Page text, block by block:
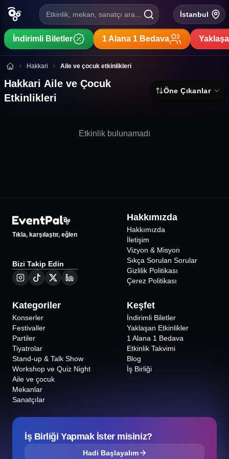
Etkinlik, mekan, sanatçı ara... İstanbul
İndirimli Biletler 1 Alana 1 Bedava
Hakkari Aile ve Çocuk Etkinlikleri
Hakkari Aile ve çocuk etkinlikleri
Hakkari Aile ve Çocuk
Etkinlikleri
Öne Çıkanlar
Etkinlik bulunamadı
Tıkla, karşılaştır, eğlen
Bizi Takip Edin
Hakkımızda
Hakkımızda
İletişim
Vizyon & Misyon
Sıkça Sorulan Sorular
Gizlilik Politikası
Çerez Politikası
Kategoriler
Konserler
Festivaller
Partiler
Tiyatrolar
Stand-up & Talk Show
Workshop ve Quiz Night
Aile ve çocuk
Mekanlar
Sanatçılar
Keşfet
İndirimli Biletler
Yaklaşan Etkinlikler
1 Alana 1 Bedava
Etkinlik Takvimi
Blog
İş Birliği
İş Birliği Yapmak İster misiniz?
Hadi Başlayalım